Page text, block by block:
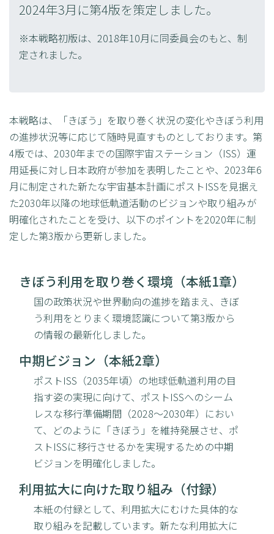
2024年3月に第4版を策定しました。
※本戦略初版は、2018年10月に同委員会のもと、制
定されました。
本戦略は、「きぼう」を取り巻く状況の変化やきぼう利用
の進捗状況等に応じて随時見直すものとしております。第
4版では、2030年までの国際宇宙ステーション（ISS）運
用延長に対し日本政府が参加を表明したことや、2023年6
月に制定された新たな宇宙基本計画にポストISSを見据え
た2030年以降の地球低軌道活動のビジョンや取り組みが
明確化されたことを受け、以下のポイントを2020年に制
定した第3版から更新しました。
きぼう利用を取り巻く環境（本紙1章）
国の政策状況や世界動向の進捗を踏まえ、きぼ
う利用をとりまく環境認識について第3版から
の情報の最新化しました。
中期ビジョン（本紙2章）
ポストISS（2035年頃）の地球低軌道利用の目
指す姿の実現に向けて、ポストISSへのシーム
レスな移行準備期間（2028～2030年）におい
て、どのように「きぼう」を維持発展させ、ポ
ストISSに移行させるかを実現するための中期
ビジョンを明確化しました。
利用拡大に向けた取り組み（付録）
本紙の付録として、利用拡大にむけた具体的な
取り組みを記載しています。新たな利用拡大に